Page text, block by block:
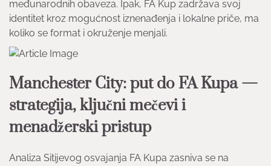
međunarodnih obaveza. Ipak, FA Kup zadržava svoj
identitet kroz mogućnost iznenađenja i lokalne priče, ma
koliko se format i okruženje menjali.
Manchester City: put do FA Kupa —
strategija, ključni mečevi i
menadžerski pristup
Analiza Sitijevog osvajanja FA Kupa zasniva se na